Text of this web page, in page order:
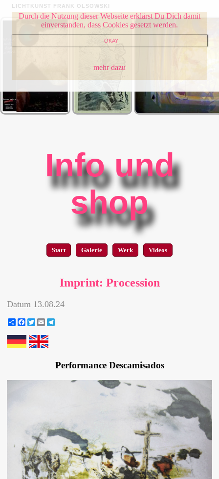
Durch die Nutzung dieser Webseite erklärst Du Dich damit
einverstanden, dass Cookies gesetzt werden.
OKAY
mehr dazu
LICHTKUNST FRANK OLSOWSKI
Info und
shop
Start Galerie Werk Videos
Imprint: Procession
Datum 13.08.24
ShareFacebook
Twitter
Email
Performance Descamisados